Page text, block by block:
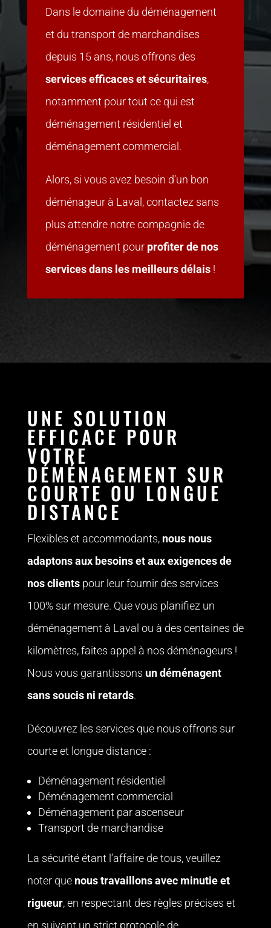
Dans le domaine du déménagement
et du transport de marchandises
depuis 15 ans, nous offrons des
services efficaces et sécuritaires,
notamment pour tout ce qui est
déménagement résidentiel et
déménagement commercial.
Alors, si vous avez besoin d’un bon
déménageur à Laval,contactez sans
plus attendrenotre compagnie de
déménagement pour profiter de nos
services dans les meilleurs délais !
UNE SOLUTION
EFFICACE POUR
VOTRE
DÉMÉNAGEMENT SUR
COURTE OU LONGUE
DISTANCE
Flexibles et accommodants, nous nous
adaptons aux besoins et aux exigences de
nos clientspour leur fournir des services
100% sur mesure. Que vous planifiez un
déménagement à Laval ou à des centaines de
kilomètres, faites appel à nos déménageurs !
Nous vous garantissons un déménagent
sans soucis ni retards.
Découvrez les services que nous offrons sur
courte et longue distance :
Déménagement résidentiel
Déménagement commercial
Déménagement par ascenseur
Transport de marchandise
La sécurité étant l’affaire de tous, veuillez
noter que nous travaillons avec minutie et
rigueur, en respectant des règles précises et
en suivant un strict protocole de